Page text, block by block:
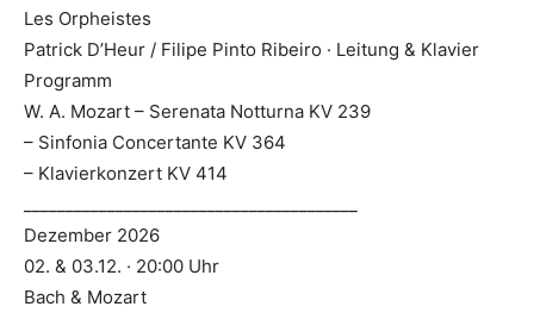
Les Orpheistes
Patrick D’Heur / Filipe Pinto Ribeiro · Leitung & Klavier
Programm
W. A. Mozart – Serenata Notturna KV 239
– Sinfonia Concertante KV 364
– Klavierkonzert KV 414
Dezember 2026
02. & 03.12. · 20:00 Uhr
Bach & Mozart